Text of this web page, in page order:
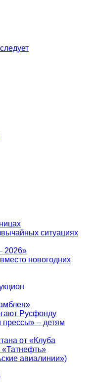
ситуациях
2026»
новогодних
Русфонду
прессы» – детям
от «Клуба
авиалинии»)